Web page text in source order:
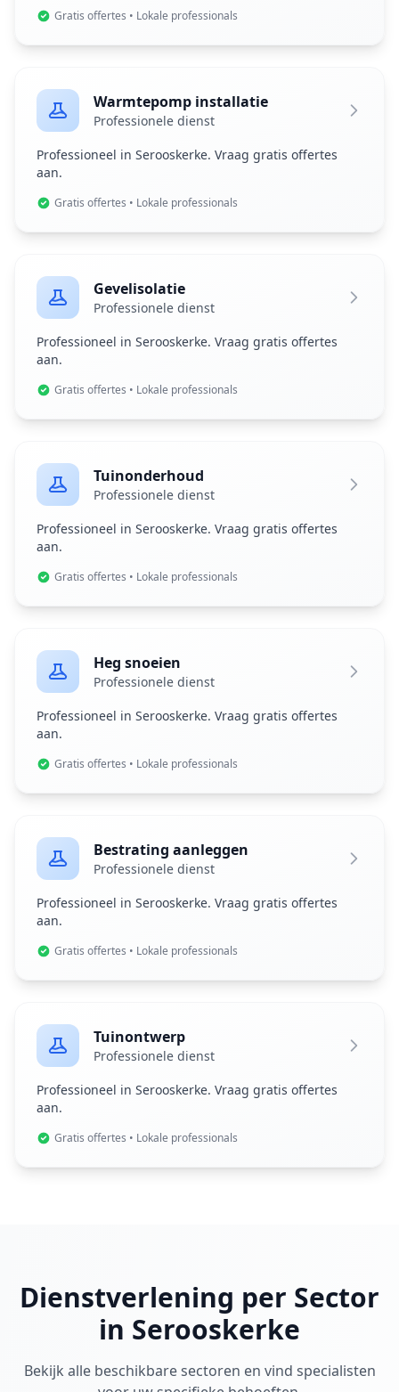
Gratis offertes • Lokale professionals
Warmtepomp installatie
Professionele dienst
Professioneel in Serooskerke. Vraag gratis offertes
aan.
Gratis offertes • Lokale professionals
Gevelisolatie
Professionele dienst
Professioneel in Serooskerke. Vraag gratis offertes
aan.
Gratis offertes • Lokale professionals
Tuinonderhoud
Professionele dienst
Professioneel in Serooskerke. Vraag gratis offertes
aan.
Gratis offertes • Lokale professionals
Heg snoeien
Professionele dienst
Professioneel in Serooskerke. Vraag gratis offertes
aan.
Gratis offertes • Lokale professionals
Bestrating aanleggen
Professionele dienst
Professioneel in Serooskerke. Vraag gratis offertes
aan.
Gratis offertes • Lokale professionals
Tuinontwerp
Professionele dienst
Professioneel in Serooskerke. Vraag gratis offertes
aan.
Gratis offertes • Lokale professionals
Dienstverlening per Sector
in Serooskerke
Bekijk alle beschikbare sectoren en vind specialisten